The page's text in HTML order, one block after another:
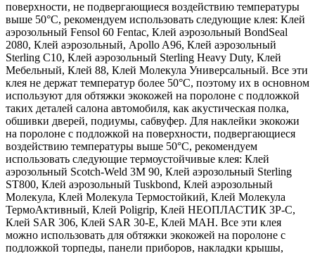
поверхности, не подвергающиеся воздействию температуры
выше 50°С, рекомендуем использовать следующие клея: Клей
аэрозольный Fensol 60 Fentac, Клей аэрозольный BondSeal
2080, Клей аэрозольный, Apollo A96, Клей аэрозольный
Sterling C10, Клей аэрозольный Sterling Heavy Duty, Клей
Мебельный, Клей 88, Клей Молекула Универсальный. Все эти
клея не держат температур более 50°С, поэтому их в основном
используют для обтяжки экокожей на поролоне с подложкой
таких деталей салона автомобиля, как акустическая полка,
обшивки дверей, подиумы, сабвуфер. Для наклейки экокожи
на поролоне с подложкой на поверхности, подвергающиеся
воздействию температуры выше 50°С, рекомендуем
использовать следующие термоустойчивые клея: Клей
аэрозольный Scotch-Weld 3M 90, Клей аэрозольный Sterling
ST800, Клей аэрозольный Tuskbond, Клей аэрозольный
Молекула, Клей Молекула Термостойкий, Клей Молекула
ТермоАктивный, Клей Poligrip, Клей НЕОПЛАСТИК 3P-C,
Клей SAR 306, Клей SAR 30-E, Клей MAH. Все эти клея
можно использовать для обтяжки экокожей на поролоне с
подложкой торпеды, панели приборов, накладки крышы,